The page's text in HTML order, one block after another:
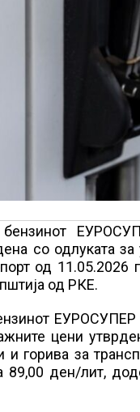
со одлуката
од
од РКЕ.
цени
и горива за
ден/лит,